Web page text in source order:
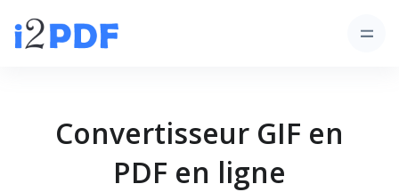
Convertisseur GIF en
PDF en ligne